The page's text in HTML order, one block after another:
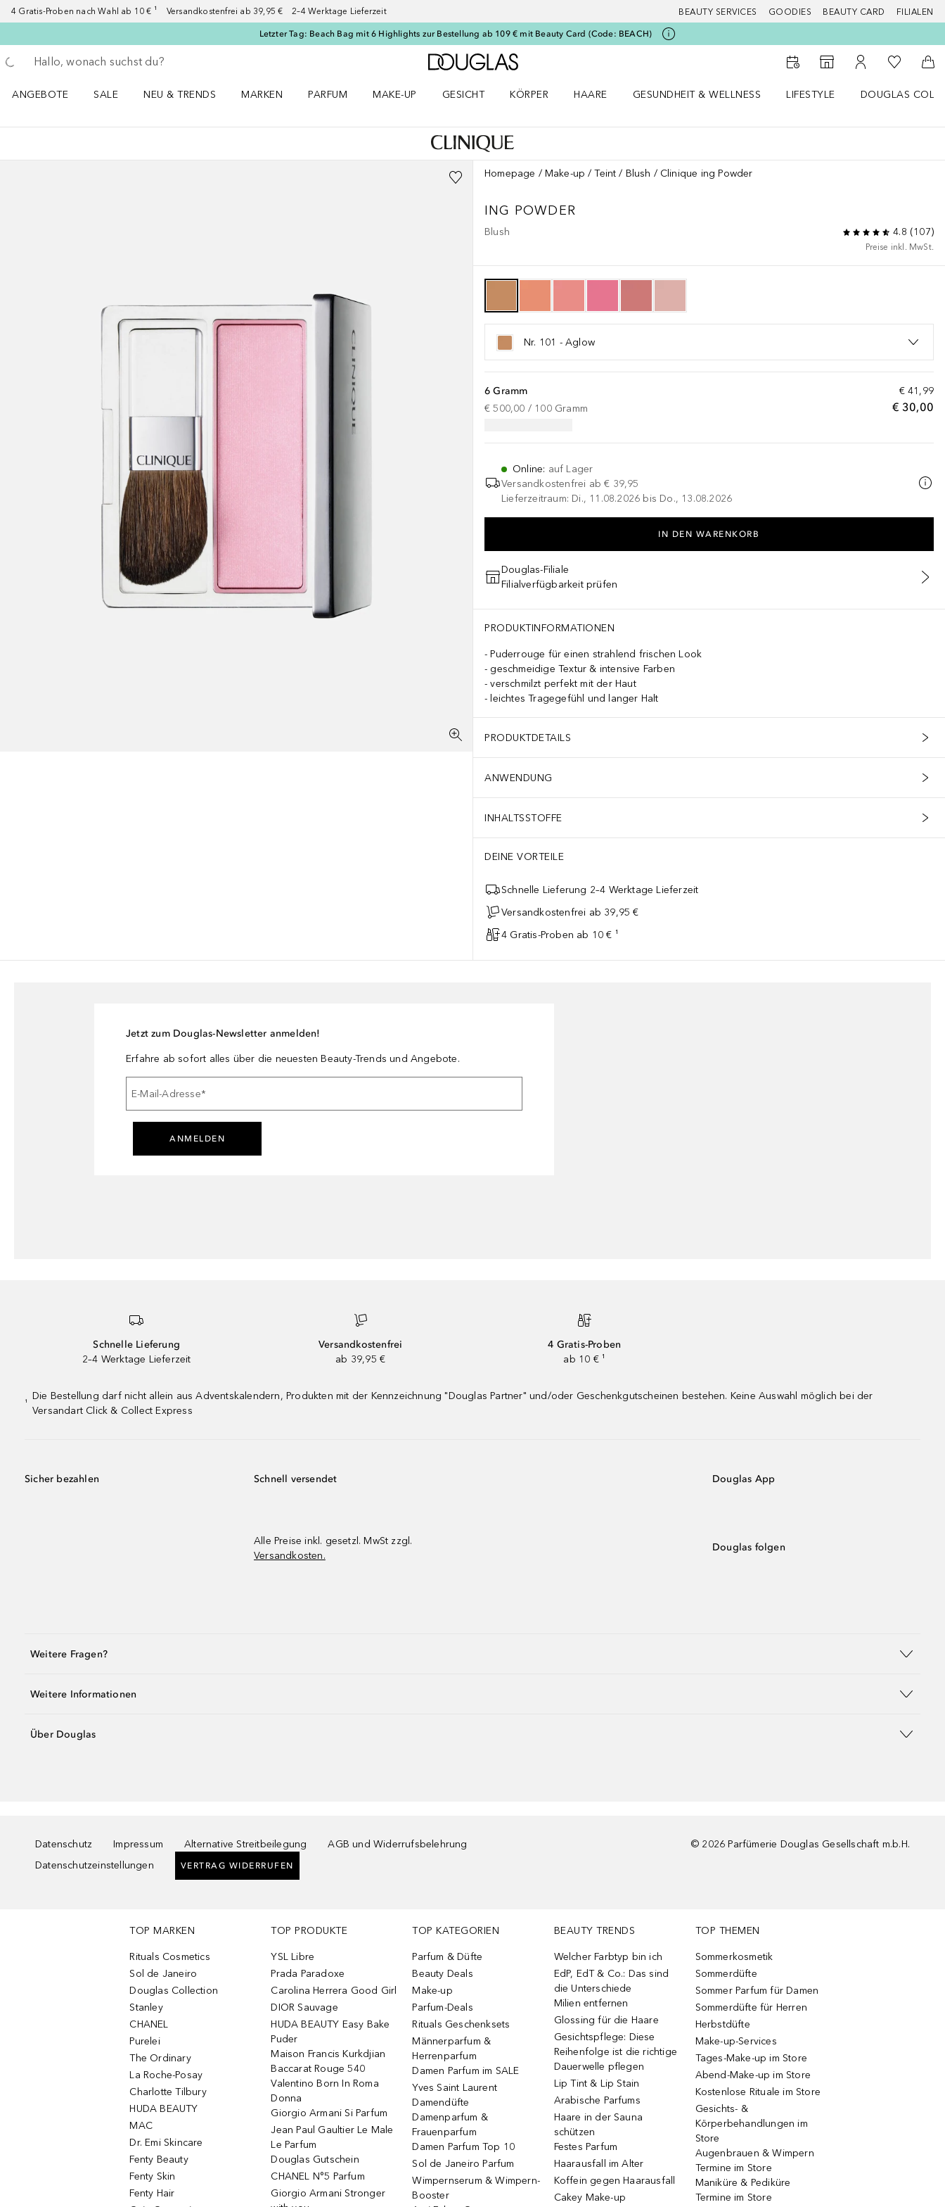
4 Gratis-Proben nach Wahl ab 10 € ¹ Versandkostenfrei ab 39,95 € 2–4 Werktage Lieferzeit BEAUTY SERVICES GOODIES BEAUTY CARD FILIALEN
Letzter Tag: Beach Bag mit 6 Highlights zur Bestellung ab 109 € mit Beauty Card (Code: BEACH)
Gehe zurück
Suche ausführen
Zur Douglas Startseite
Zum Storefinder
Zu Meinem
Zu Meiner
ANGEBOTE
SALE
NEU & TRENDS
MARKEN
PARFUM
MAKE-UP
GESICHT
KÖRPER
HAARE
GESUNDHEIT & WELLNESS
LIFESTYLE
DOUGLAS
Homepage Make-up Teint Blush Clinique ing Powder
ING POWDER
Blush 4.8 (107)
Preise inkl. MwSt.
Nr. 101 - Aglow
€ 41,99
€ 30,00
6 Gramm
€ 500,00 / 100 Gramm
Online: auf Lager
Versandkostenfrei ab € 39,95
Lieferzeitraum: Di., 11.08.2026 bis Do., 13.08.2026
IN DEN WARENKORB
Douglas-Filiale
Filialverfügbarkeit prüfen
PRODUKTINFORMATIONEN
Puderrouge für einen strahlend frischen Look
geschmeidige Textur & intensive Farben
verschmilzt perfekt mit der Haut
leichtes Tragegefühl und langer Halt
PRODUKTDETAILS
ANWENDUNG
INHALTSSTOFFE
DEINE VORTEILE
Schnelle Lieferung 2–4 Werktage Lieferzeit
Versandkostenfrei ab 39,95 €
4 Gratis-Proben ab 10 € ¹
Jetzt zum Douglas-Newsletter anmelden!
Erfahre ab sofort alles über die neuesten Beauty-Trends und Angebote.
E-Mail-Adresse*
ANMELDEN
Schnelle Lieferung
2–4 Werktage Lieferzeit
Versandkostenfrei
ab 39,95 €
4 Gratis-Proben
ab 10 € ¹
¹
Die Bestellung darf nicht allein aus Adventskalendern, Produkten mit der Kennzeichnung "Douglas Partner" und/oder Geschenkgutscheinen bestehen. Keine Auswahl möglich bei der
Versandart Click & Collect Express
Sicher bezahlen Schnell versendet
Alle Preise inkl. gesetzl. MwSt zzgl.
Versandkosten.
Douglas App
Douglas folgen
Weitere Fragen?
Weitere Informationen
Über Douglas
Datenschutz Impressum Alternative Streitbeilegung
AGB und Widerrufsbelehrung
Datenschutzeinstellungen
VERTRAG WIDERRUFEN
© 2026 Parfümerie Douglas Gesellschaft m.b.H.
TOP MARKEN
Rituals Cosmetics
Sol de Janeiro
Douglas Collection
Stanley
CHANEL
Purelei
The Ordinary
La Roche-Posay
Charlotte Tilbury
HUDA BEAUTY
MAC
Dr. Emi Skincare
Fenty Beauty
Fenty Skin
Fenty Hair
TOP PRODUKTE
YSL Libre
Prada Paradoxe
Carolina Herrera Good Girl
DIOR Sauvage
HUDA BEAUTY Easy Bake
Puder
Maison Francis Kurkdjian
Baccarat Rouge 540
Valentino Born In Roma
Donna
Giorgio Armani Si Parfum
Jean Paul Gaultier Le Male
Le Parfum
Douglas Gutschein
CHANEL N°5 Parfum
Giorgio Armani Stronger
TOP KATEGORIEN
Parfum & Düfte
Beauty Deals
Make-up
Parfum-Deals
Rituals Geschenksets
Männerparfum &
Herrenparfum
Damen Parfum im SALE
Yves Saint Laurent
Damendüfte
Damenparfum &
Frauenparfum
Damen Parfum Top 10
Sol de Janeiro Parfum
Wimpernserum & Wimpern-
Booster
BEAUTY TRENDS
Welcher Farbtyp bin ich
EdP, EdT & Co.: Das sind
die Unterschiede
Milien entfernen
Glossing für die Haare
Gesichtspflege: Diese
Reihenfolge ist die richtige
Dauerwelle pflegen
Lip Tint & Lip Stain
Arabische Parfums
Haare in der Sauna
schützen
Festes Parfum
Haarausfall im Alter
Koffein gegen Haarausfall
Cakey Make-up
TOP THEMEN
Sommerkosmetik
Sommerdüfte
Sommer Parfum für Damen
Sommerdüfte für Herren
Herbstdüfte
Make-up-Services
Tages-Make-up im Store
Abend-Make-up im Store
Kostenlose Rituale im Store
Gesichts- &
Körperbehandlungen im
Store
Augenbrauen & Wimpern
Termine im Store
Maniküre & Pediküre
Termine im Store